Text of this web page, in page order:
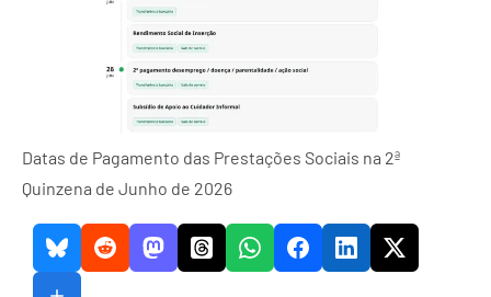
Datas de Pagamento das Prestações Sociais na 2ª
Quinzena de Junho de 2026